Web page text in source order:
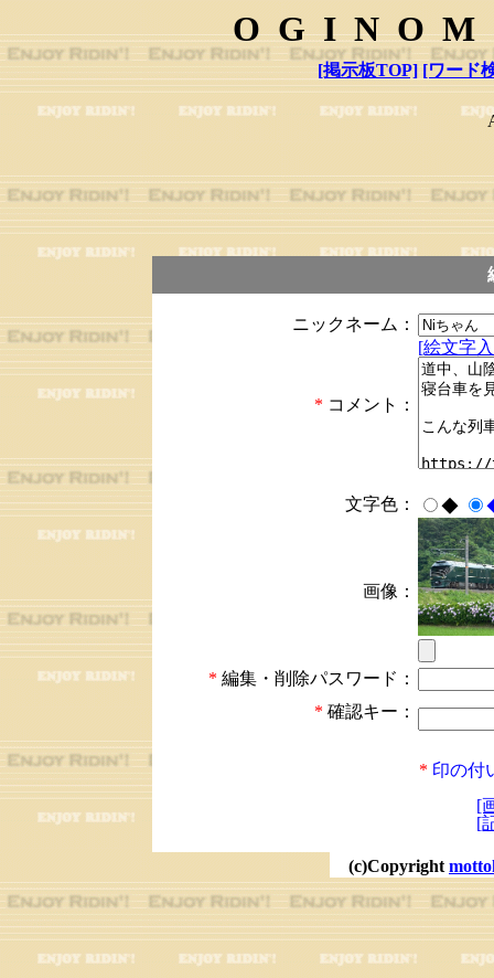
[掲示板TOP] [ワード
ニックネーム：
* コメント：
[絵文字
文字色： ◆
画像：
* 編集・削除パスワード：
* 確認キー：
* 印の付
[
[
(c)Copyright